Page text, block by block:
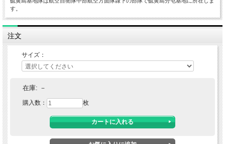
す。
注文
サイズ：
在庫: －
購入数： 枚